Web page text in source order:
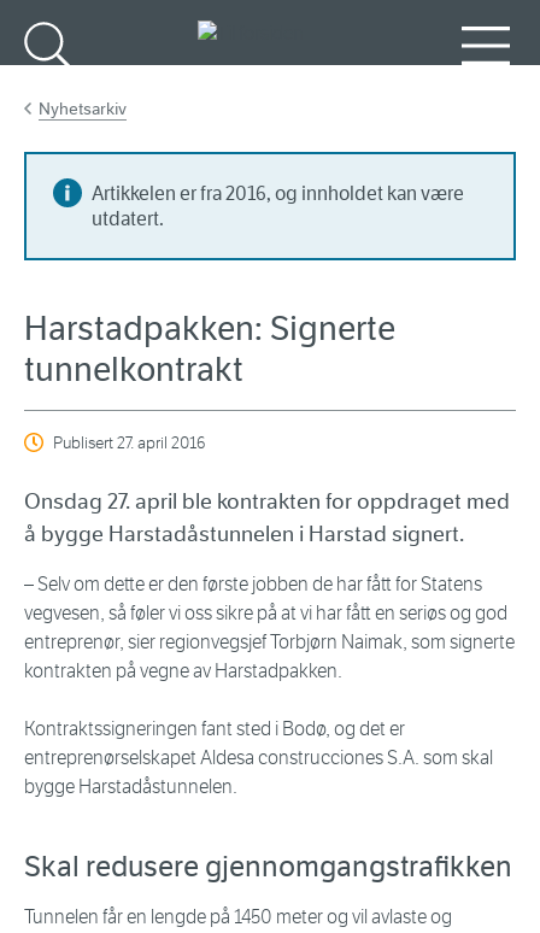
Nyhetsarkiv
Artikkelen er fra 2016, og innholdet kan være
utdatert.
Harstadpakken: Signerte
tunnelkontrakt
Publisert27. april 2016
Onsdag 27. april ble kontrakten for oppdraget med
å bygge Harstadåstunnelen i Harstad signert.
– Selv om dette er den første jobben de har fått for Statens
vegvesen, så føler vi oss sikre på at vi har fått en seriøs og god
entreprenør, sier regionvegsjef Torbjørn Naimak, som signerte
kontrakten på vegne av Harstadpakken.
Kontraktssigneringen fant sted i Bodø, og det er
entreprenørselskapet Aldesa construcciones S.A. som skal
bygge Harstadåstunnelen.
Skal redusere gjennomgangstrafikken
Tunnelen får en lengde på 1450 meter og vil avlaste og